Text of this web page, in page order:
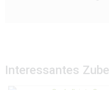
Interessantes